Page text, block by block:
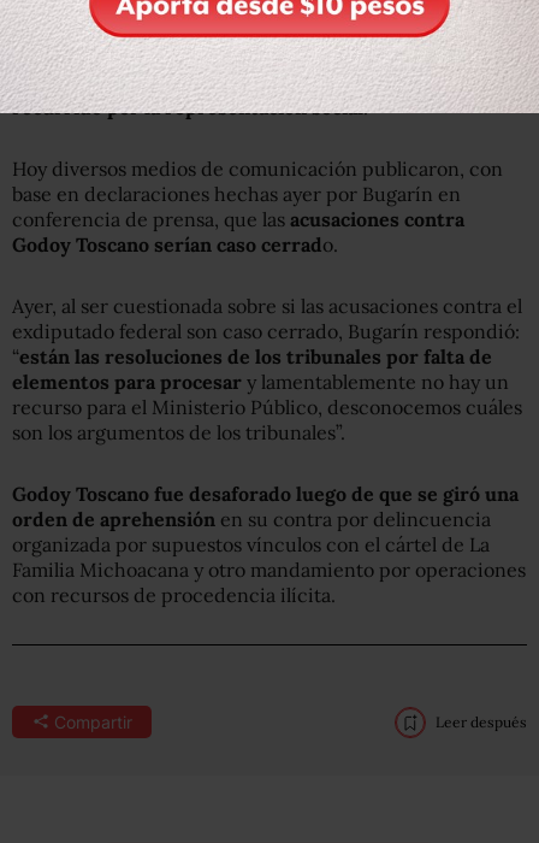
La titular de la SIEDO informó que al medio hermano del
gobernador de Michoacán, Leonel Godoy,le fue
concedido un amparo para efectos, mismo que ha sido
recurrido por la representación social
Hoy diversos medios de comunicación publicaron, con
base en declaraciones hechas ayer por Bugarín en
conferencia de prensa, que las acusaciones contra
Godoy Toscano serían caso cerrado.
Ayer, al ser cuestionada sobre si las acusaciones contra el
exdiputado federal son caso cerrado, Bugarín respondió:
“están las resoluciones de los tribunales por falta de
elementos para procesar y lamentablemente no hay un
recurso para el Ministerio Público, desconocemos cuáles
son los argumentos de los tribunales”.
Godoy Toscano fue desaforado luego de que se giró una
orden de aprehensión en su contra por delincuencia
organizada por supuestos vínculos con el cártel de La
Familia Michoacana y otro mandamiento por operaciones
con recursos de procedencia ilícita.
Compartir Leer después